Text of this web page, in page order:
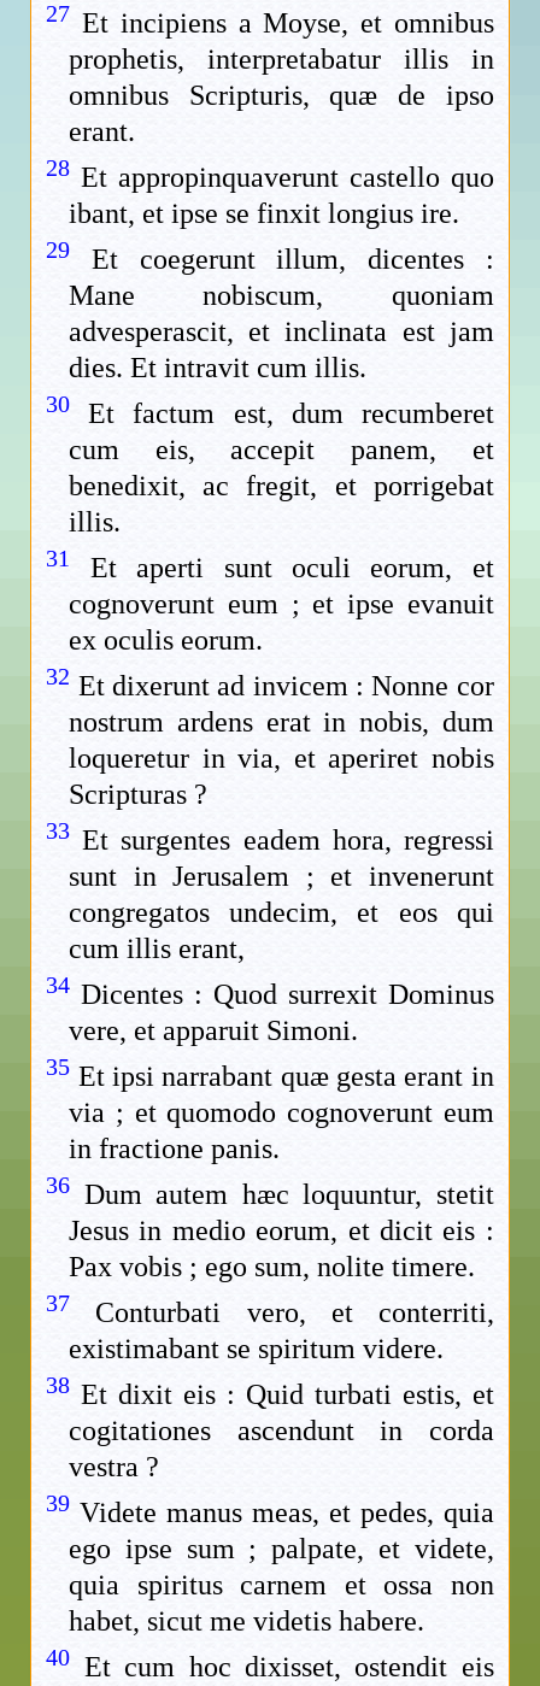
27 Et incipiens a Moyse, et omnibus
prophetis, interpretabatur illis in
omnibus Scripturis, quæ de ipso
erant.
28 Et appropinquaverunt castello quo
ibant, et ipse se finxit longius ire.
29
Et coegerunt illum, dicentes :
Mane nobiscum, quoniam
advesperascit, et inclinata est jam
dies. Et intravit cum illis.
30
Et factum est, dum recumberet
cum eis, accepit panem, et
benedixit, ac fregit, et porrigebat
illis.
31
Et aperti sunt oculi eorum, et
cognoverunt eum ; et ipse evanuit
ex oculis eorum.
32 Et dixerunt ad invicem : Nonne cor
nostrum ardens erat in nobis, dum
loqueretur in via, et aperiret nobis
Scripturas ?
33 Et surgentes eadem hora, regressi
sunt in Jerusalem ; et invenerunt
congregatos undecim, et eos qui
cum illis erant,
34 Dicentes : Quod surrexit Dominus
vere, et apparuit Simoni.
35 Et ipsi narrabant quæ gesta erant in
via ; et quomodo cognoverunt eum
in fractione panis.
36 Dum autem hæc loquuntur, stetit
Jesus in medio eorum, et dicit eis :
Pax vobis ; ego sum, nolite timere.
37
Conturbati vero, et conterriti,
existimabant se spiritum videre.
38 Et dixit eis : Quid turbati estis, et
cogitationes ascendunt in corda
vestra ?
39 Videte manus meas, et pedes, quia
ego ipse sum ; palpate, et videte,
quia spiritus carnem et ossa non
habet, sicut me videtis habere.
40 Et cum hoc dixisset, ostendit eis